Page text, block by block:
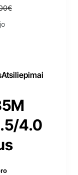
Atsiliepimai
4.0